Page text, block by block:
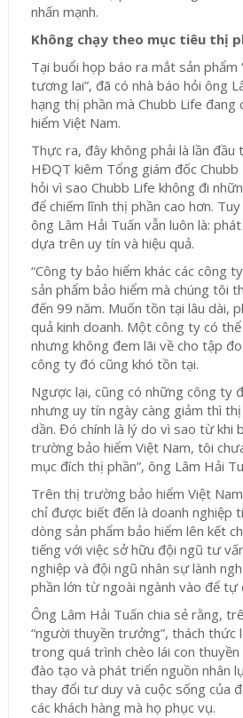
nhấn mạnh.
Không chạy theo mục tiêu thị
Tại buổi họp báo ra mắt sản phẩm
tương lai”, đã có nhà báo hỏi ông
hạng thị phần mà Chubb Life
hiểm Việt Nam.
Thực ra, đây không phải là lần đầu
HĐQT kiêm Tổng giám đốc Chubb
hỏi vì sao Chubb Life không đi
để chiếm lĩnh thị phần cao hơn.
ông Lâm Hải Tuấn vẫn luôn là:
dựa trên uy tín và hiệu quả.
“Công ty bảo hiểm khác các công
sản phẩm bảo hiểm mà chúng tôi
đến 99 năm. Muốn tồn tại lâu dài,
quả kinh doanh. Một công ty có
nhưng không đem lãi về cho tập
công ty đó cũng khó tồn tại.
Ngược lại, cũng có những công ty
nhưng uy tín ngày càng giảm thì
dần. Đó chính là lý do vì sao từ khi
trường bảo hiểm Việt Nam, tôi
mục đích thị phần”, ông Lâm Hải
Trên thị trường bảo hiểm Việt
chỉ được biết đến là doanh nghiệp
dòng sản phẩm bảo hiểm lên kết
tiếng với việc sở hữu đội ngũ tư
nghiệp và đội ngũ nhân sự lành
phần lớn từ ngoài ngành vào để tự
Ông Lâm Hải Tuấn chia sẻ rằng,
“người thuyền trưởng”, thách thức
trong quá trình chèo lái con thuyền
đào tạo và phát triển nguồn nhân
thay đổi tư duy và cuộc sống của
các khách hàng mà họ phục vụ.